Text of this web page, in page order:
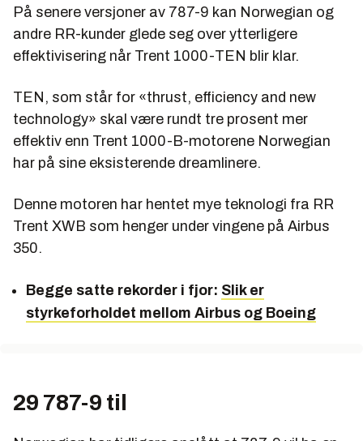
På senere versjoner av 787-9 kan Norwegian og
andre RR-kunder glede seg over ytterligere
effektivisering når Trent 1000-TEN blir klar.
TEN, som står for «thrust, efficiency and new
technology» skal være rundt tre prosent mer
effektiv enn Trent 1000-B-motorene Norwegian
har på sine eksisterende dreamlinere.
Denne motoren har hentet mye teknologi fra RR
Trent XWB som henger under vingene på Airbus
350.
Begge satte rekorder i fjor: Slik er
styrkeforholdet mellom Airbus og Boeing
29 787-9 til